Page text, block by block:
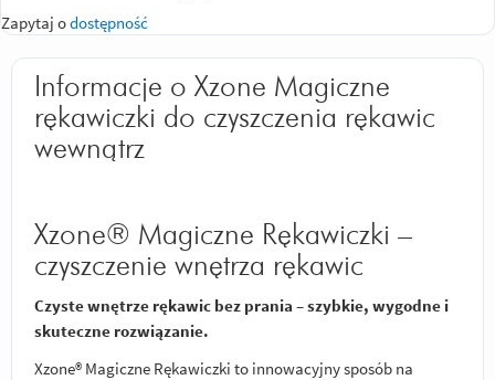
Zapytaj odostępność
Informacje o Xzone Magiczne
rękawiczki do czyszczenia rękawic
wewnątrz
Xzone® Magiczne Rękawiczki –
czyszczenie wnętrza rękawic
Czyste wnętrze rękawic bez prania – szybkie, wygodne i
skuteczne rozwiązanie.
Xzone® Magiczne Rękawiczki to innowacyjny sposób na